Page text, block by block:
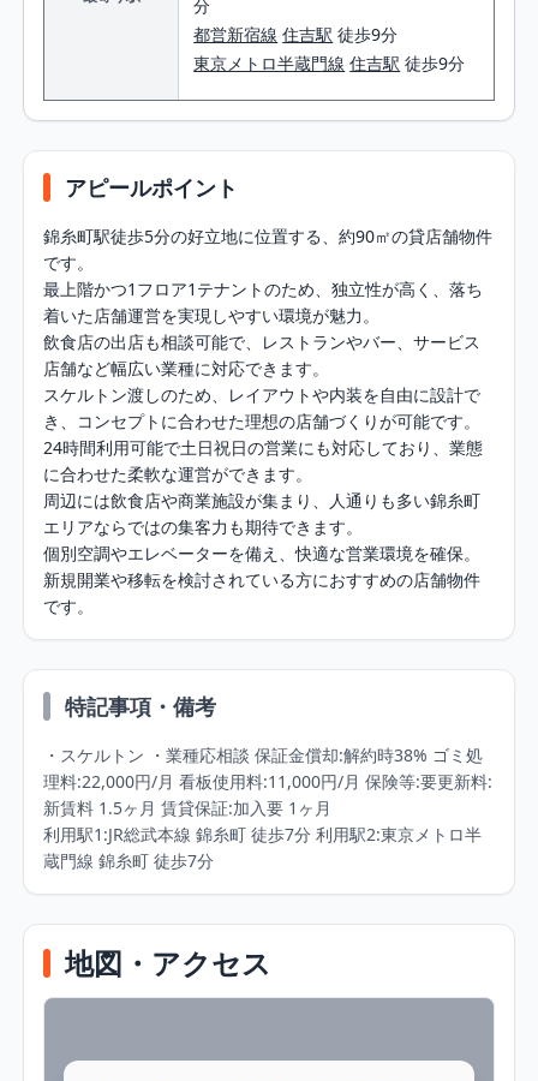
分
都営新宿線 住吉駅 徒歩9分
東京メトロ半蔵門線 住吉駅 徒歩9分
アピールポイント
錦糸町駅徒歩5分の好立地に位置する、約90㎡の貸店舗物件
です。
最上階かつ1フロア1テナントのため、独立性が高く、落ち
着いた店舗運営を実現しやすい環境が魅力。
飲食店の出店も相談可能で、レストランやバー、サービス
店舗など幅広い業種に対応できます。
スケルトン渡しのため、レイアウトや内装を自由に設計で
き、コンセプトに合わせた理想の店舗づくりが可能です。
24時間利用可能で土日祝日の営業にも対応しており、業態
に合わせた柔軟な運営ができます。
周辺には飲食店や商業施設が集まり、人通りも多い錦糸町
エリアならではの集客力も期待できます。
個別空調やエレベーターを備え、快適な営業環境を確保。
新規開業や移転を検討されている方におすすめの店舗物件
です。
特記事項・備考
・スケルトン ・業種応相談 保証金償却:解約時38% ゴミ処
理料:22,000円/月 看板使用料:11,000円/月 保険等:要更新料:
新賃料 1.5ヶ月 賃貸保証:加入要 1ヶ月
利用駅1:JR総武本線 錦糸町 徒歩7分 利用駅2:東京メトロ半
蔵門線 錦糸町 徒歩7分
地図・アクセス